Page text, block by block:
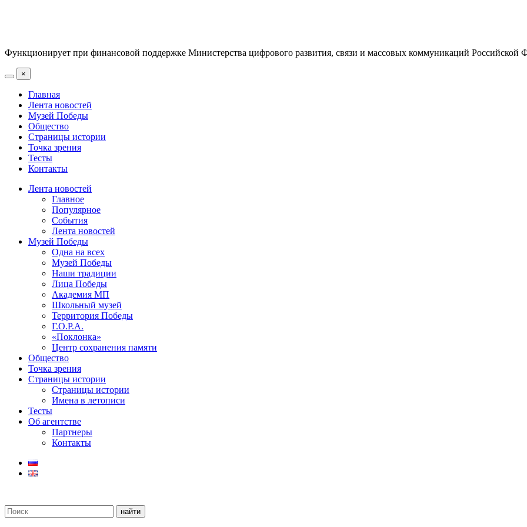
Функционирует при финансовой поддержке Министерства цифрового развития, связи и массовых коммуникаций Российской
×
Главная
Лента новостей
Музей Победы
Общество
Страницы истории
Точка зрения
Тесты
Контакты
Лента новостей
Главное
Популярное
События
Лента новостей
Музей Победы
Одна на всех
Музей Победы
Наши традиции
Лица Победы
Академия МП
Школьный музей
Территория Победы
Г.О.Р.А.
«Поклонка»
Центр сохранения памяти
Общество
Точка зрения
Страницы истории
Страницы истории
Имена в летописи
Тесты
Об агентстве
Партнеры
Контакты